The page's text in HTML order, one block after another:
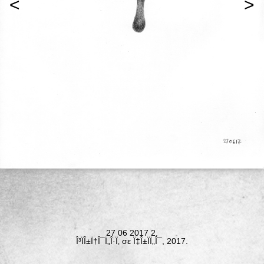
27 06 2017 2.
Î³ÏÎ±Ï†Î¯Ï„Î·Ï‚ σε Ï‡Î±ÏÏ„Î¯, 2017.
< >